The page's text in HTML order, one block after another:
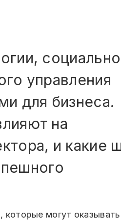
управления
для бизнеса.
на
и какие
могут